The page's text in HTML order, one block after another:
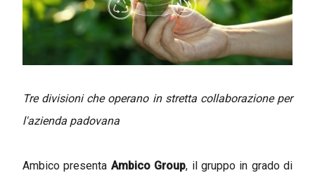
Tre divisioni che operano in stretta collaborazione per
l'azienda padovana
Ambico presenta Ambico Group, il gruppo in grado di